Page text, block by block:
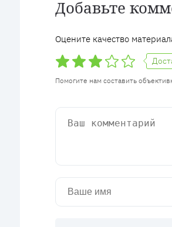
Добавьте
Оцените качество
Помогите нам составить